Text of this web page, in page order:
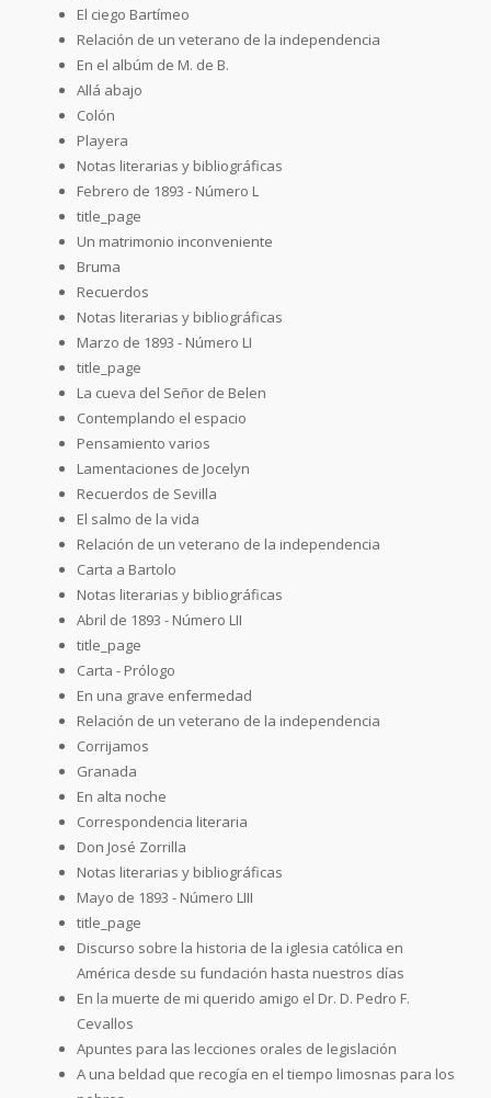
El ciego Bartímeo
Relación de un veterano de la independencia
En el albúm de M. de B.
Allá abajo
Colón
Playera
Notas literarias y bibliográficas
Febrero de 1893 - Número L
title_page
Un matrimonio inconveniente
Bruma
Recuerdos
Notas literarias y bibliográficas
Marzo de 1893 - Número LI
title_page
La cueva del Señor de Belen
Contemplando el espacio
Pensamiento varios
Lamentaciones de Jocelyn
Recuerdos de Sevilla
El salmo de la vida
Relación de un veterano de la independencia
Carta a Bartolo
Notas literarias y bibliográficas
Abril de 1893 - Número LII
title_page
Carta - Prólogo
En una grave enfermedad
Relación de un veterano de la independencia
Corrijamos
Granada
En alta noche
Correspondencia literaria
Don José Zorrilla
Notas literarias y bibliográficas
Mayo de 1893 - Número LIII
title_page
Discurso sobre la historia de la iglesia católica en
América desde su fundación hasta nuestros días
En la muerte de mi querido amigo el Dr. D. Pedro F.
Cevallos
Apuntes para las lecciones orales de legislación
A una beldad que recogía en el tiempo limosnas para los